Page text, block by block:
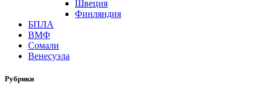
Швеция
Финляндия
БПЛА
ВМФ
Сомали
Венесуэла
Рубрики